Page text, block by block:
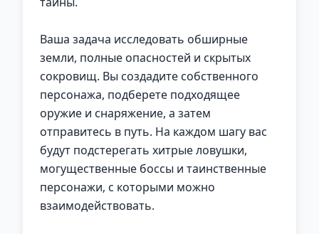
Ваша задача исследовать обширные
земли, полные опасностей и скрытых
сокровищ. Вы создадите собственного
персонажа, подберете подходящее
оружие и снаряжение, а затем
отправитесь в путь. На каждом шагу вас
будут подстерегать хитрые ловушки,
могущественные боссы и таинственные
персонажи, с которыми можно
взаимодействовать.